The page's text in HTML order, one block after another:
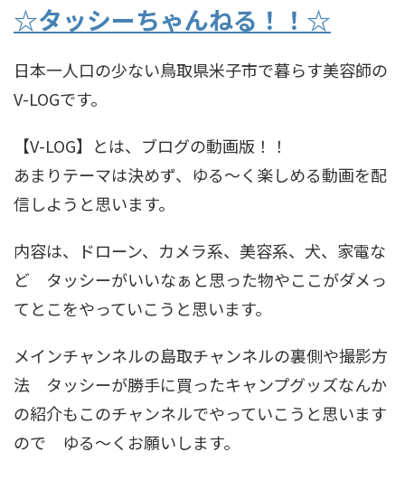
☆タッシーちゃんねる！！☆
日本一人口の少ない鳥取県米子市で暮らす美容師の
V-LOGです。
【V-LOG】とは、ブログの動画版！！
あまりテーマは決めず、ゆる〜く楽しめる動画を配
信しようと思います。
内容は、ドローン、カメラ系、美容系、犬、家電な
ど タッシーがいいなぁと思った物やここがダメっ
てとこをやっていこうと思います。
メインチャンネルの島取チャンネルの裏側や撮影方
法 タッシーが勝手に買ったキャンプグッズなんか
の紹介もこのチャンネルでやっていこうと思います
ので ゆる〜くお願いします。